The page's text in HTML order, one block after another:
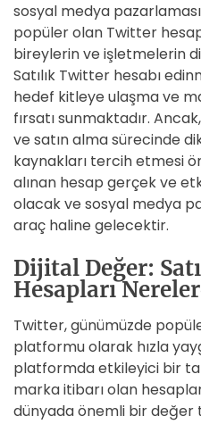
sosyal medya
popüler olan Twitter
bireylerin ve işletmelerin
Satılık Twitter hesabı
hedef kitleye ulaşma ve
fırsatı sunmaktadır.
ve satın alma sürecinde
kaynakları tercih etmesi
alınan hesap gerçek ve
olacak ve sosyal medya
araç haline gelecektir.
Dijital Değer:
Hesapları
Twitter, günümüzde
platformu olarak hızla
platformda etkileyici bir
marka itibarı olan
dünyada önemli bir değer